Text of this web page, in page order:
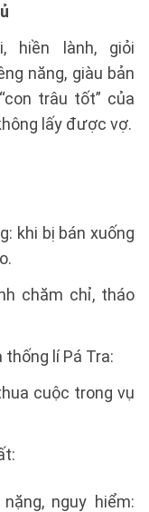
hiền lành, giỏi
năng, giàu bản
trâu tốt” của
lấy được vợ.
khi bị bán xuống
chăm chỉ, tháo
lí Pá Tra:
cuộc trong vụ
nguy hiểm: